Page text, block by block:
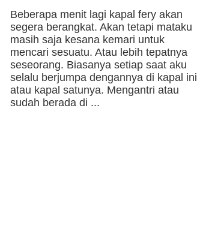
Beberapa menit lagi kapal fery akan
segera berangkat. Akan tetapi mataku
masih saja kesana kemari untuk
mencari sesuatu. Atau lebih tepatnya
seseorang. Biasanya setiap saat aku
selalu berjumpa dengannya di kapal ini
atau kapal satunya. Mengantri atau
sudah berada di ...